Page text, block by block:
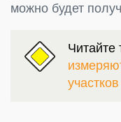
можно будет
Читайте